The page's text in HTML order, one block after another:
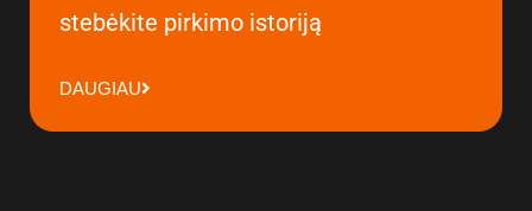
stebėkite pirkimo istoriją
DAUGIAU